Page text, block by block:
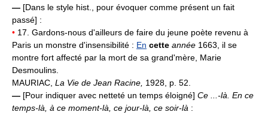
— [Dans le style hist., pour évoquer comme présent un fait
passé] :
• 17. Gardons-nous d'ailleurs de faire du jeune poète revenu à
Paris un monstre d'insensibilité : En cette année 1663, il se
montre fort affecté par la mort de sa grand'mère, Marie
Desmoulins.
MAURIAC, La Vie de Jean Racine, 1928, p. 52.
— [Pour indiquer avec netteté un temps éloigné] Ce ...-là. En ce
temps-là, à ce moment-là, ce jour-là, ce soir-là :